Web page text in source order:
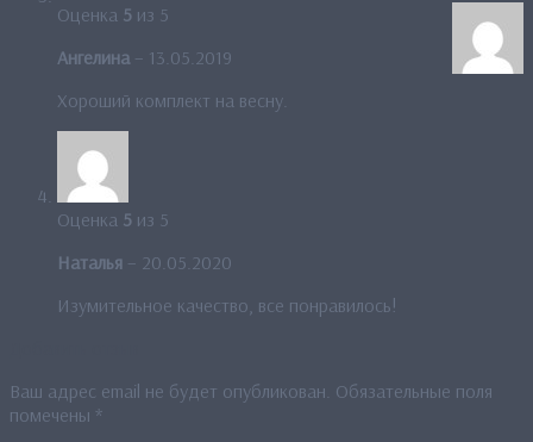
Оценка 5 из 5
Ангелина – 13.05.2019
Хороший комплект на весну.
Оценка 5 из 5
Наталья – 20.05.2020
Изумительное качество, все понравилось!
Ваш адрес email не будет опубликован. Обязательные поля
помечены *